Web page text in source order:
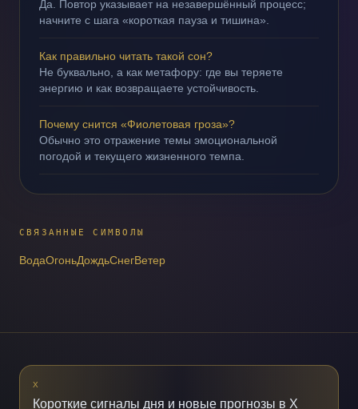
Да. Повтор указывает на незавершённый процесс;
начните с шага «короткая пауза и тишина».
Как правильно читать такой сон?
Не буквально, а как метафору: где вы теряете
энергию и как возвращаете устойчивость.
Почему снится «Фиолетовая гроза»?
Обычно это отражение темы эмоциональной
погодой и текущего жизненного темпа.
СВЯЗАННЫЕ СИМВОЛЫ
ВодаОгоньДождьСнегВетер
X
Короткие сигналы дня и новые прогнозы в X